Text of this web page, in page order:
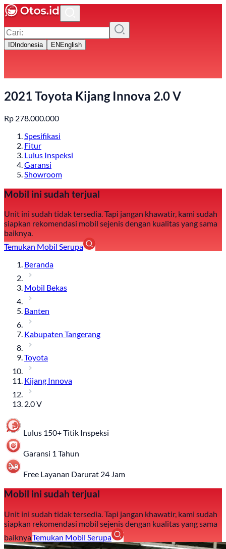
ID Indonesia EN English
2021 Toyota Kijang Innova 2.0 V
Rp 278.000.000
Spesifikasi
Fitur
Lulus Inspeksi
Garansi
Showroom
Mobil ini sudah terjual
Unit ini sudah tidak tersedia. Tapi jangan khawatir, kami sudah
siapkan rekomendasi mobil sejenis dengan kualitas yang sama
baiknya.
Temukan Mobil Serupa
Beranda
Mobil Bekas
Banten
Kabupaten Tangerang
Toyota
Kijang Innova
2.0 V
Lulus 150+ Titik Inspeksi
Garansi 1 Tahun
Free Layanan Darurat 24 Jam
Mobil ini sudah terjual
Unit ini sudah tidak tersedia. Tapi jangan khawatir, kami sudah
siapkan rekomendasi mobil sejenis dengan kualitas yang sama
baiknya.Temukan Mobil Serupa